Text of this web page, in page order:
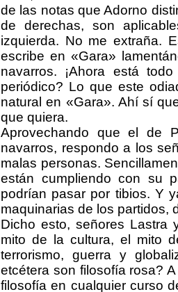
de las notas que Adorno
de derechas, son
izquierda. No me extraña.
escribe en «Gara»
navarros. ¡Ahora está
periódico? Lo que este
natural en «Gara». Ahí sí
que quiera.
Aprovechando que el de
navarros, respondo a los
malas personas.
están cumpliendo con su
podrían pasar por tibios. Y
maquinarias de los partidos,
Dicho esto, señores Lastra
mito de la cultura, el mito
terrorismo, guerra y
etcétera son filosofía rosa?
filosofía en cualquier curso